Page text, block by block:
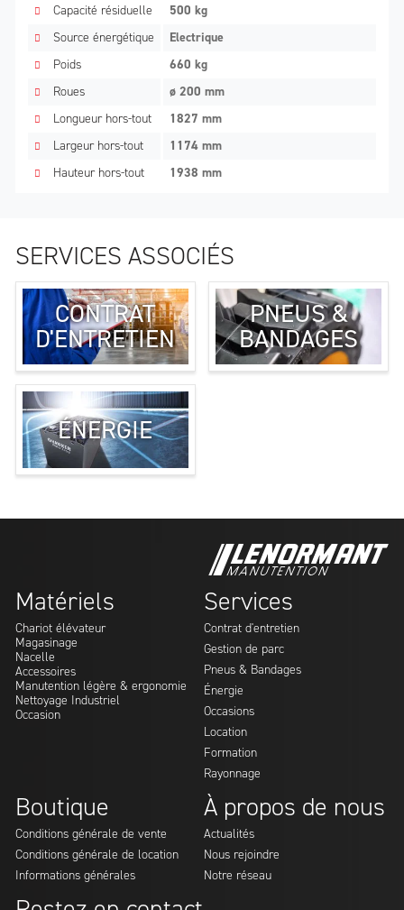
Capacité résiduelle
500 kg
Source énergétique
Electrique
Poids
660 kg
Roues
ø 200 mm
Longueur hors-tout
1827 mm
Largeur hors-tout
1174 mm
Hauteur hors-tout
1938 mm
SERVICES ASSOCIÉS
CONTRAT
D'ENTRETIEN
PNEUS &
BANDAGES
ÉNERGIE
Matériels
Chariot élévateur
Magasinage
Nacelle
Accessoires
Manutention légère & ergonomie
Nettoyage Industriel
Occasion
Services
Contrat d'entretien
Gestion de parc
Pneus & Bandages
Énergie
Occasions
Location
Formation
Rayonnage
Boutique
Conditions générale de vente
Conditions générale de location
Informations générales
À propos de nous
Actualités
Nous rejoindre
Notre réseau